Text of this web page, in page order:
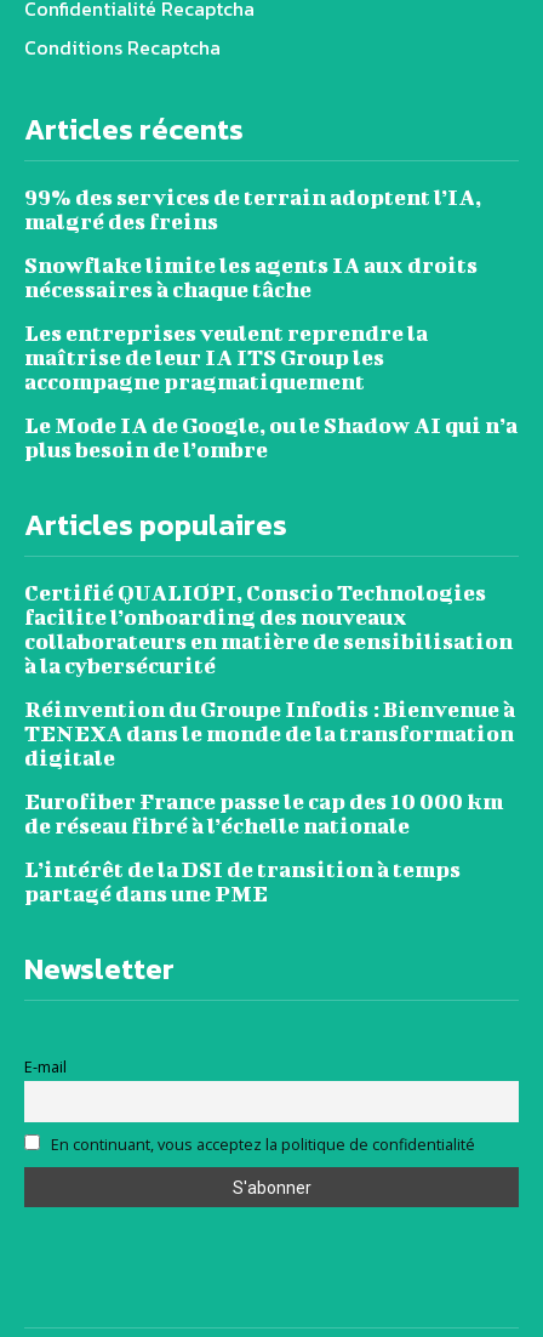
Confidentialité Recaptcha
Conditions Recaptcha
Articles récents
99% des services de terrain adoptent l’IA,
malgré des freins
Snowflake limite les agents IA aux droits
nécessaires à chaque tâche
Les entreprises veulent reprendre la
maîtrise de leur IA ITS Group les
accompagne pragmatiquement
Le Mode IA de Google, ou le Shadow AI qui n’a
plus besoin de l’ombre
Articles populaires
Certifié QUALIOPI, Conscio Technologies
facilite l’onboarding des nouveaux
collaborateurs en matière de sensibilisation
à la cybersécurité
Réinvention du Groupe Infodis : Bienvenue à
TENEXA dans le monde de la transformation
digitale
Eurofiber France passe le cap des 10 000 km
de réseau fibré à l’échelle nationale
L’intérêt de la DSI de transition à temps
partagé dans une PME
Newsletter
E-mail
En continuant, vous acceptez la politique de confidentialité